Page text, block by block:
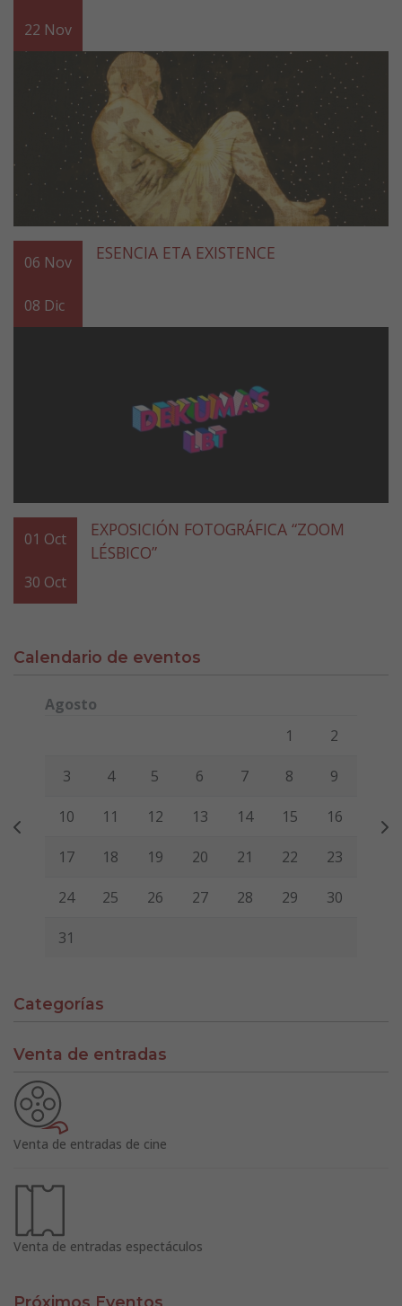
22 Nov
06 Nov
08 Dic
ESENCIA ETA EXISTENCE
01 Oct
30 Oct
EXPOSICIÓN FOTOGRÁFICA “ZOOM
LÉSBICO”
Calendario de eventos
Agosto
Viernes Sábado
1 2
3 4 5 6 7 8 9
10 11 12 13 14 15 16
17 18 19 20 21 22 23
24 25 26 27 28 29 30
31
Categorías
Venta de entradas
Venta de entradas de cine
Venta de entradas espectáculos